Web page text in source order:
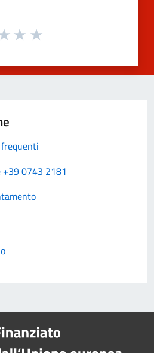
+39 0743 2181